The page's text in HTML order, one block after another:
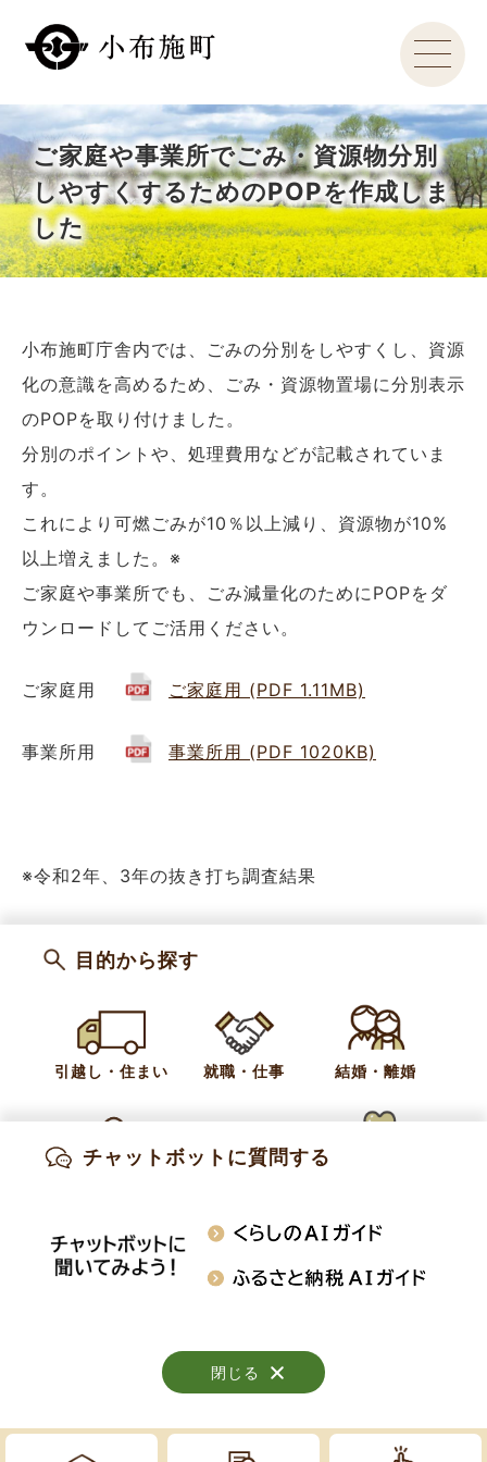
ご家庭や事業所でごみ・資源物分別
しやすくするためのPOPを作成しま
した
小布施町庁舎内では、ごみの分別をしやすくし、資源
化の意識を高めるため、ごみ・資源物置場に分別表示
のPOPを取り付けました。
分別のポイントや、処理費用などが記載されていま
す。
これにより可燃ごみが10％以上減り、資源物が10%
以上増えました。※
ご家庭や事業所でも、ごみ減量化のためにPOPをダ
ウンロードしてご活用ください。
ご家庭用 ご家庭用 (PDF 1.11MB)
事業所用 事業所用 (PDF 1020KB)
※令和2年、3年の抜き打ち調査結果
カテゴリー お知らせ ごみ・リサイクル
住民税務課 住民係
知りたい情報を検索
閉じる
目的から探す
引越し・住まい 就職・仕事 結婚・離婚
閉じる
チャットボットに質問する
閉じる